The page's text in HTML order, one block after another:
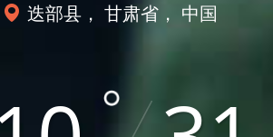
迭部县， 甘肃省， 中国